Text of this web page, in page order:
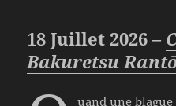
18 Juillet 2026 –
Bakuretsu
uand une